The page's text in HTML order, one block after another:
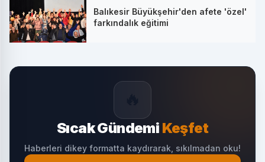
Balıkesir Büyükşehir'den afete 'özel'
farkındalık eğitimi
Sıcak Gündemi Keşfet
Haberleri dikey formatta kaydırarak, sıkılmadan oku!